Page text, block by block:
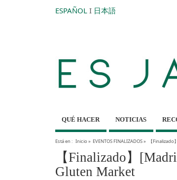
ESPAÑOL I 日本語
QUÉ HACER NOTICIAS
Está en : Inicio» EVENTOS FINALIZADOS» 【
【Finalizado】
Gluten Market